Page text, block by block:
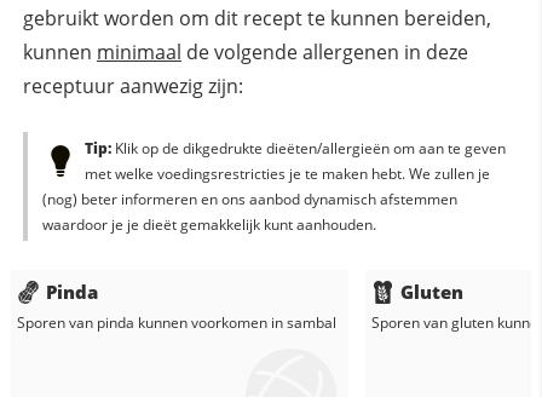
gebruikt worden om dit recept te kunnen bereiden,
kunnen minimaal de volgende allergenen in deze
receptuur aanwezig zijn:
Tip:Klik op de dikgedrukte dieëten/allergieën om aan te geven
met welke voedingsrestricties je te maken hebt. We zullen je
(nog) beter informeren en ons aanbod dynamisch afstemmen
waardoor je je dieët gemakkelijk kunt aanhouden.
Pinda
Sporen van pinda kunnen voorkomen insambal
Gluten
Sporen van gluten